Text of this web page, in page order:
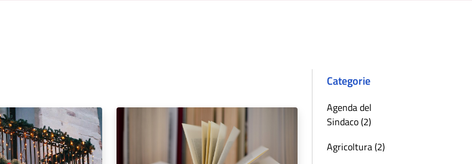
Categorie
Agenda del
Sindaco (2)
Agricoltura (2)